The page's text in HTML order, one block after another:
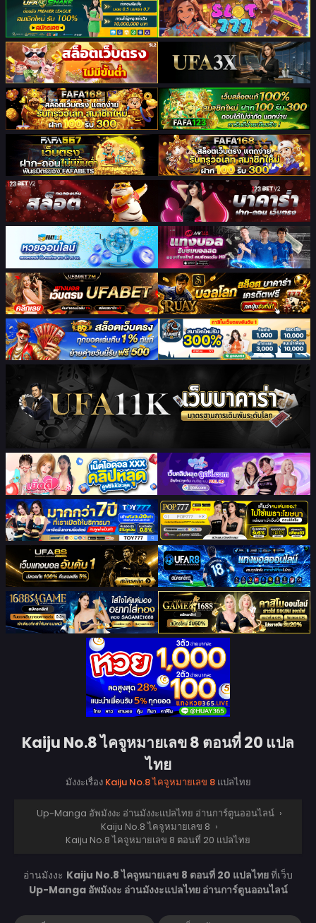
Kaiju No.8 ไคจูหมายเลข 8 ตอนที่ 20 แปล
ไทย
มังงะเรื่อง Kaiju No.8 ไคจูหมายเลข 8แปลไทย
Up-Manga อัพมังงะ อ่านมังงะแปลไทย อ่านการ์ตูนออนไลน์ ›
Kaiju No.8 ไคจูหมายเลข 8 ›
Kaiju No.8 ไคจูหมายเลข 8 ตอนที่ 20 แปลไทย
อ่านมังงะ Kaiju No.8 ไคจูหมายเลข 8 ตอนที่ 20 แปลไทยที่เว็บ
Up-Manga อัพมังงะ อ่านมังงะแปลไทย อ่านการ์ตูนออนไลน์